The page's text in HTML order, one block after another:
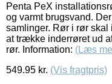
Penta PeX
og varmt brugsvand.
samlinger. Rør i rør skal
at trække inderrøret ud
rør. Information: (Læs
549.95 kr. (Vis fragtpris)